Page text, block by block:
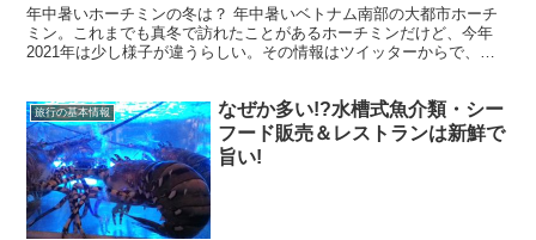
年中暑いホーチミンの冬は？ 年中暑いベトナム南部の大都市ホーチ
ミン。これまでも真冬で訪れたことがあるホーチミンだけど、今年
2021年は少し様子が違うらしい。その情報はツイッターからで、今
旅行の基本情報
なぜか多い!?水槽式魚介類・シー
フード販売＆レストランは新鮮で
旨い!